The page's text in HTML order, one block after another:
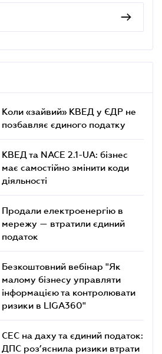
Коли «зайвий» КВЕД у ЄДР не
позбавляє єдиного податку
КВЕД та NACE 2.1-UA: бізнес
має самостійно змінити коди
діяльності
Продали електроенергію в
мережу — втратили єдиний
податок
Безкоштовний вебінар "Як
малому бізнесу управляти
інформацією та контролювати
ризики в LIGA360"
СЕС на даху та єдиний податок:
ДПС роз’яснила ризики втрати